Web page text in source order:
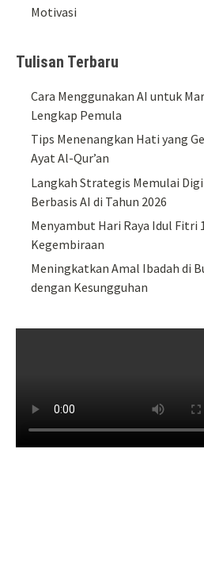
Motivasi
Tulisan Terbaru
Cara Menggunakan AI untuk
Lengkap Pemula
Tips Menenangkan Hati yang
Ayat Al-Qur’an
Langkah Strategis Memulai
Berbasis AI di Tahun 2026
Menyambut Hari Raya Idul Fitri
Kegembiraan
Meningkatkan Amal Ibadah di
dengan Kesungguhan